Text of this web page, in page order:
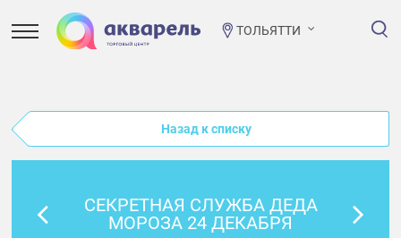
ТОЛЬЯТТИ
Назад к списку
СЕКРЕТНАЯ СЛУЖБА ДЕДА
МОРОЗА 24 ДЕКАБРЯ